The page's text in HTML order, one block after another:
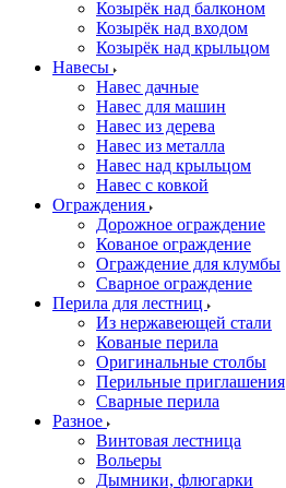
Козырёк над балконом
Козырёк над входом
Козырёк над крыльцом
Навесы
Навес дачные
Навес для машин
Навес из дерева
Навес из металла
Навес над крыльцом
Навес с ковкой
Ограждения
Дорожное ограждение
Кованое ограждение
Ограждение для клумбы
Сварное ограждение
Перила для лестниц
Из нержавеющей стали
Кованые перила
Оригинальные столбы
Перильные приглашения
Сварные перила
Разное
Винтовая лестница
Вольеры
Дымники, флюгарки